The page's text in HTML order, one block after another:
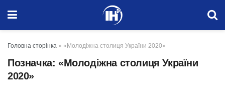
Головна сторінка » «Молодіжна столиця України 2020»
Позначка: «Молодіжна столиця України
2020»